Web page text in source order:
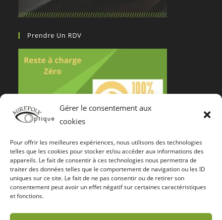
Gérer le consentement aux
cookies
Pour offrir les meilleures expériences, nous utilisons des technologies
telles que les cookies pour stocker et/ou accéder aux informations des
appareils. Le fait de consentir à ces technologies nous permettra de
traiter des données telles que le comportement de navigation ou les ID
uniques sur ce site. Le fait de ne pas consentir ou de retirer son
consentement peut avoir un effet négatif sur certaines caractéristiques
et fonctions.
Prendre Un RDV
Notre Certification De Services